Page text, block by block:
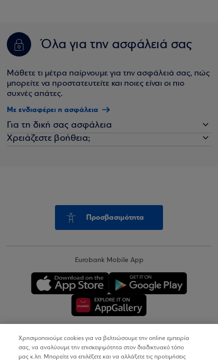
Όλα για την ασφάλειά σας
Μάθετε τι μέτρα παίρνουμε για την ασφάλειά σας, πώς
μπορείτε να προστατευτείτε και ποιες είναι οι πιο
συχνές απάτες.
Με ενδιαφέρει η ασφάλεια
Για τη δική σας ασφάλεια
Χρειάζεστε βοήθεια;
Προσβασιμότητα
Eurobank Mobile App
Copyright © 2026
Χρησιμοποιούμε cookies για να βελτιώσουμε την online εμπειρία
σας, να αναλύουμε την επισκεψιμότητα στον διαδικτυακό τόπο
μας κ.λπ. Μπορείτε να επιλέξετε και να αλλάξετε τις προτιμήσεις